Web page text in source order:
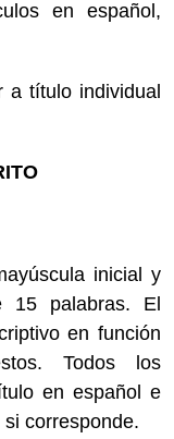
en español,
a título individual
inicial y
15 palabras. El
en función
Todos los
en español e
corresponde.